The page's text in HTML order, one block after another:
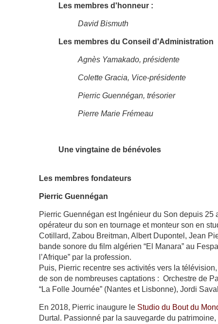
Les membres d'honneur :
David Bismuth
Les membres du Conseil d'Administration
Agnès Yamakado, présidente
Colette Gracia, Vice-présidente
Pierric Guennégan, trésorier
Pierre Marie Frémeau
Une vingtaine de bénévoles
Les membres fondateurs
Pierric Guennégan
Pierric Guennégan est Ingénieur du Son depuis
opérateur du son en tournage et monteur son en
Cotillard, Zabou Breitman, Albert Dupontel, Jean
bande sonore du film algérien “El Manara” au
l’Afrique” par la profession.
Puis, Pierric recentre ses activités vers la
de son de nombreuses captations : Orchestre de
“La Folle Journée” (Nantes et Lisbonne), Jordi
En 2018, Pierric inaugure le Studio du Bout du
Durtal. Passionné par la sauvegarde du